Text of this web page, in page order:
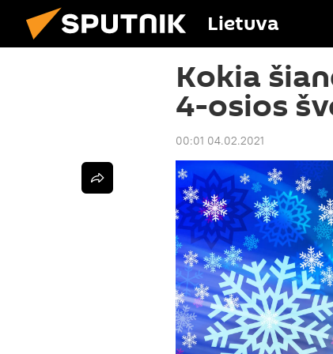
Lietuva
Kokia
4-osios
00:01 04.02.2021